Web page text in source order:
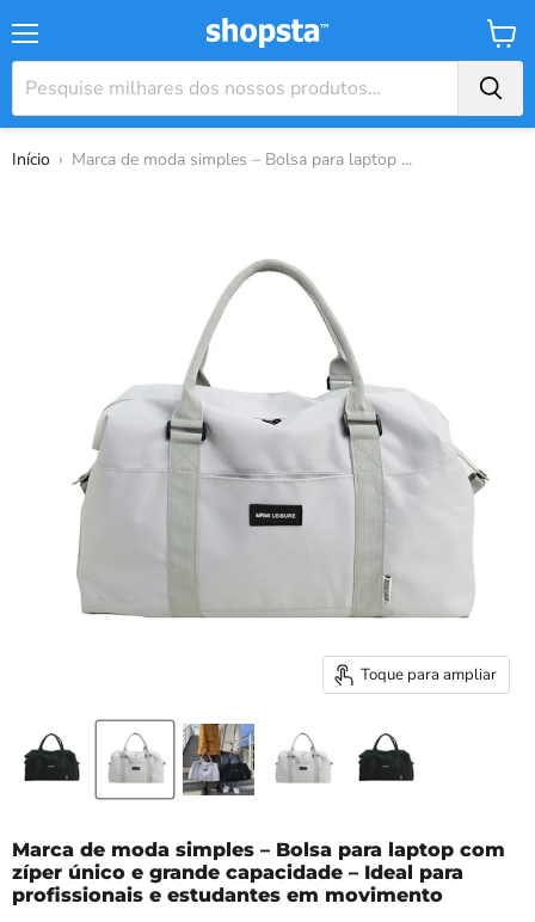
Início › Marca de moda simples – Bolsa para laptop ...
Toque para ampliar
Marca de moda simples – Bolsa para laptop com
zíper único e grande capacidade – Ideal para
profissionais e estudantes em movimento